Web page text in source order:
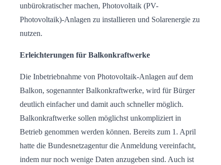
unbürokratischer machen, Photovoltaik (PV-
Photovoltaik)-Anlagen zu installieren und Solarenergie zu
nutzen.
Erleichterungen für Balkonkraftwerke
Die Inbetriebnahme von Photovoltaik-Anlagen auf dem
Balkon, sogenannter Balkonkraftwerke, wird für Bürger
deutlich einfacher und damit auch schneller möglich.
Balkonkraftwerke sollen möglichst unkompliziert in
Betrieb genommen werden können. Bereits zum 1. April
hatte die Bundesnetzagentur die Anmeldung vereinfacht,
indem nur noch wenige Daten anzugeben sind. Auch ist